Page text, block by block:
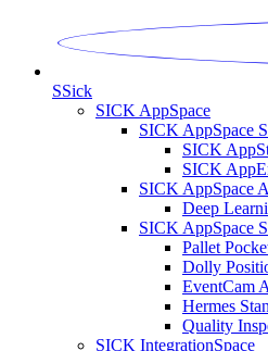
SSick
SICK AppSpace
SICK AppSpace
SICK
SICK
SICK AppSpace
Deep
SICK AppSpace
Pallet
Dolly
EventCam
Hermes
Quality
SICK IntegrationSpace